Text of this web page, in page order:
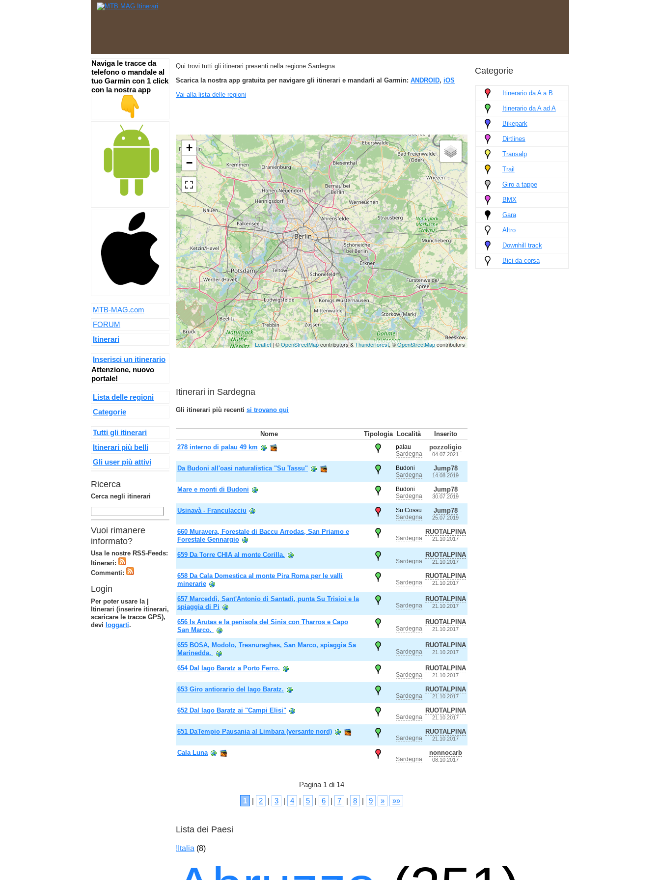
Qui trovi tutti gli itinerari presenti nella regione Sardegna
Scarica la nostra app gratuita per navigare gli itinerari e mandarli al Garmin: ANDROID, iOS
Vai alla lista delle regioni
+
−
Leaflet | ©OpenStreetMapcontributors &Thunderforest, ©OpenStreetMapcontributors
Itinerari in Sardegna
Gli itinerari più recenti si trovano qui
Nome Tipologia Località
Inserito
278 interno di palau 49 km
palau
Sardegna
pozzoligio
04.07.2021
Da Budoni all'oasi naturalistica "Su Tassu"
Budoni
Sardegna
Jump78
14.08.2019
Mare e monti di Budoni
Budoni
Sardegna
Jump78
30.07.2019
Usinavà - Franculacciu
Su Cossu
Sardegna
Jump78
25.07.2019
660 Muravera, Forestale di Baccu Arrodas, San Priamo e
Forestale Gennargio
Sardegna
RUOTALPINA
21.10.2017
659 Da Torre CHIA al monte Corilla.
Sardegna
RUOTALPINA
21.10.2017
658 Da Cala Domestica al monte Pira Roma per le valli
minerarie
Sardegna
RUOTALPINA
21.10.2017
657 Marceddì, Sant'Antonio di Santadi, punta Su Trisioi e la
spiaggia di Pi
Sardegna
RUOTALPINA
21.10.2017
656 Is Arutas e la penisola del Sinis con Tharros e Capo
San Marco.
Sardegna
RUOTALPINA
21.10.2017
655 BOSA, Modolo, Tresnuraghes, San Marco, spiaggia Sa
Marinedda.
Sardegna
RUOTALPINA
21.10.2017
654 Dal lago Baratz a Porto Ferro.
Sardegna
RUOTALPINA
21.10.2017
653 Giro antiorario del lago Baratz.
Sardegna
RUOTALPINA
21.10.2017
652 Dal lago Baratz ai "Campi Elisi"
Sardegna
RUOTALPINA
21.10.2017
651 DaTempio Pausania al Limbara (versante nord)
Sardegna
RUOTALPINA
21.10.2017
Cala Luna
Sardegna
nonnocarb
08.10.2017
Pagina 1 di 14
1
| 2 | 3 | 4 | 5 | 6 | 7 | 8 | 9 » »»
Lista dei Paesi
!Italia (8)
Categorie
Itinerario da A a B
Itinerario da A ad A
Bikepark
Dirtlines
Transalp
Trail
Giro a tappe
BMX
Gara
Altro
Downhill track
Bici da corsa
Naviga le tracce da
telefono o mandale al
tuo Garmin con 1 click
con la nostra app
MTB-MAG.com
FORUM
Itinerari
Inserisci un itinerario
Attenzione, nuovo
portale!
Lista delle regioni
Categorie
Tutti gli itinerari
Itinerari più belli
Gli user più attivi
Ricerca
Cerca negli itinerari
Vuoi rimanere
informato?
Usa le nostre RSS-Feeds:
Itinerari:
Commenti:
Login
Per poter usare la |
Itinerari (inserire itinerari,
scaricare le tracce GPS),
devi loggarti.